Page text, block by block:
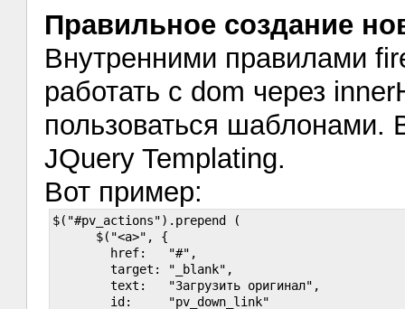
Правильное создание
Внутренними правилами
работать с dom через
пользоваться шаблонами.
JQuery Templating.
Вот пример:
$("#pv_actions").prepend (
      $("<a>", {
	target: "_blank",
	text:	"Загрузить оригинал",